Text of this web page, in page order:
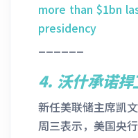
more than $1bn
presidency
4. 沃什承诺
新任美联储主席凯
周三表示，美国央